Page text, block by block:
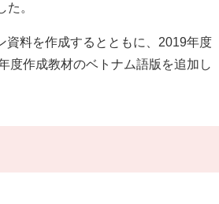
。
料を作成するとともに、2019年度
度作成教材のベトナム語版を追加し